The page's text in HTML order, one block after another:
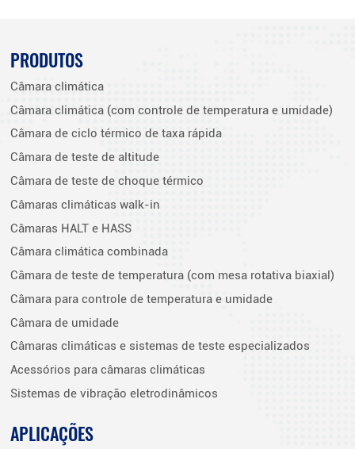
PRODUTOS
Câmara climática
Câmara climática (com controle de temperatura e umidade)
Câmara de ciclo térmico de taxa rápida
Câmara de teste de altitude
Câmara de teste de choque térmico
Câmaras climáticas walk-in
Câmaras HALT e HASS
Câmara climática combinada
Câmara de teste de temperatura (com mesa rotativa biaxial)
Câmara para controle de temperatura e umidade
Câmara de umidade
Câmaras climáticas e sistemas de teste especializados
Acessórios para câmaras climáticas
Sistemas de vibração eletrodinâmicos
APLICAÇÕES